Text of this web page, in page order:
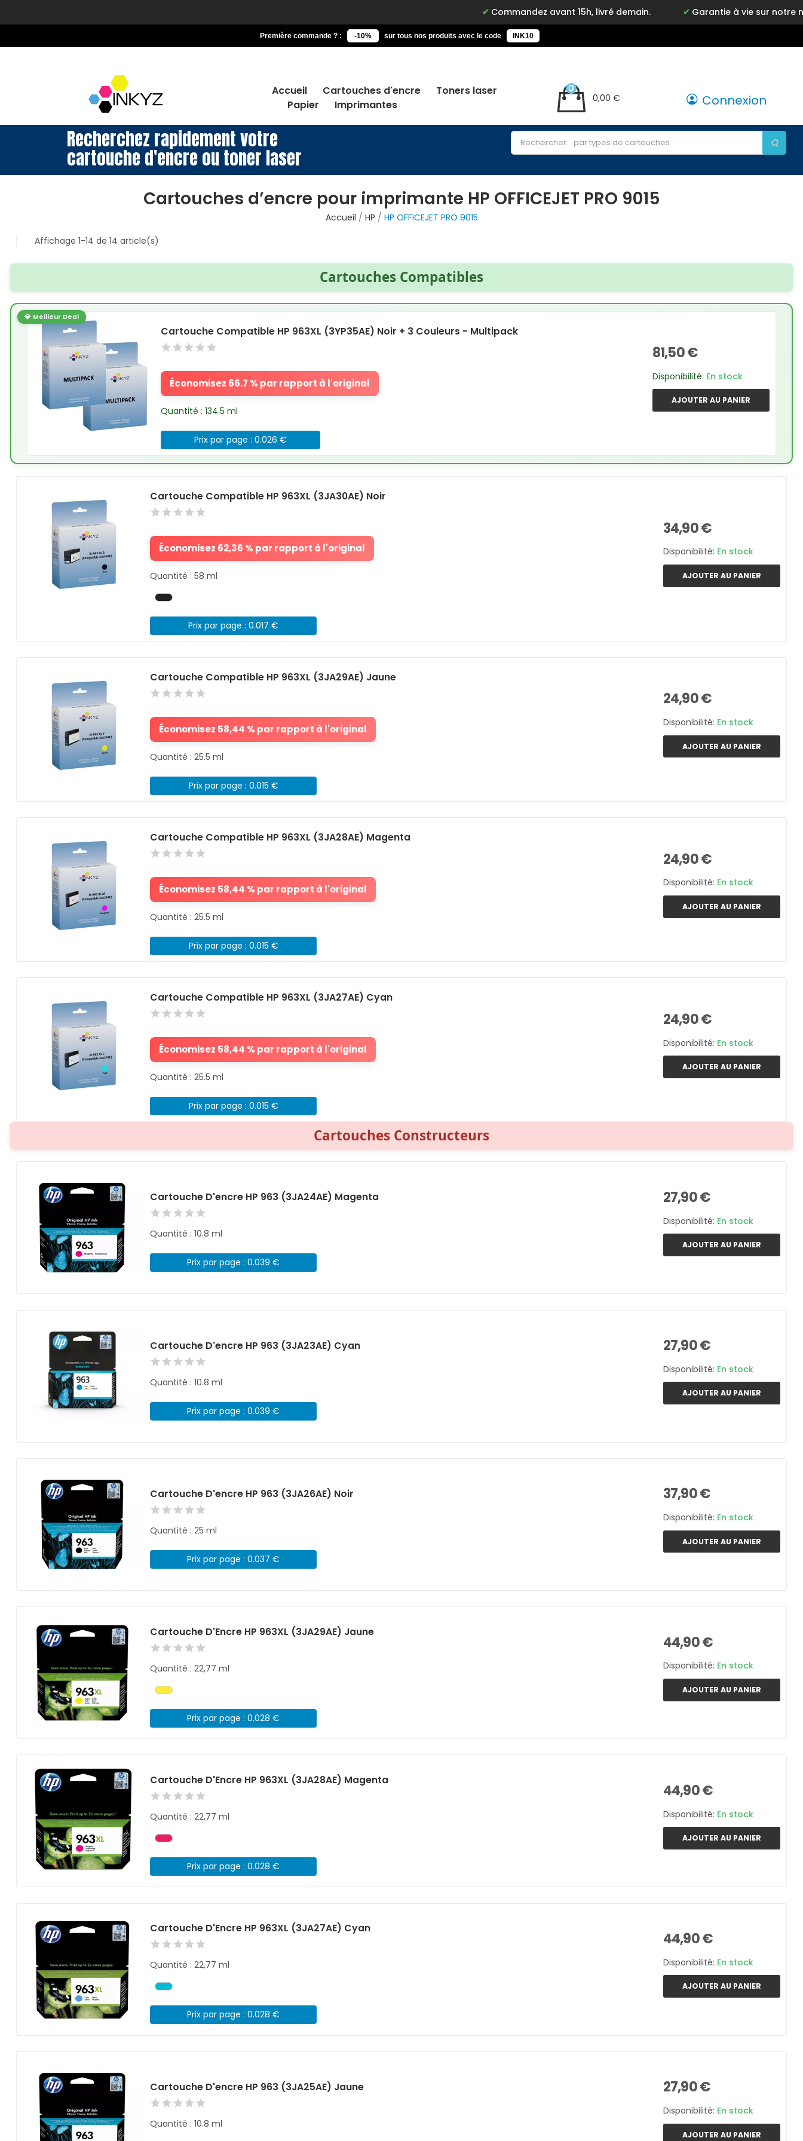
Commandez avant 15h, livré demain. Garantie à vie sur notre marque Inkyz
Première commande ? : -10% sur tous nos produits avec le code INK10
Accueil Cartouches d'encre
Toners laser
Papier
Imprimantes
0,00 €
0
Connexion
Recherchez rapidement votre
cartouche d'encre ou toner laser
Cartouches d’encre pour imprimante HP OFFICEJET PRO 9015
Accueil HP
HP OFFICEJET PRO 9015
Affichage 1-14 de 14 article(s)
Cartouches Compatibles
💎 Meilleur Deal
Cartouche Compatible HP 963XL (3YP35AE) Noir + 3 Couleurs - Multipack
Économisez 66.7 % par rapport à l'original
Quantité : 134.5 ml
Prix par page : 0.026 €
81,50 €
Disponibilité: En stock
AJOUTER AU PANIER
Cartouche Compatible HP 963XL (3JA30AE) Noir
Économisez 62,36 % par rapport à l'original
Quantité : 58 ml
Prix par page : 0.017 €
34,90 €
Disponibilité: En stock
AJOUTER AU PANIER
Cartouche Compatible HP 963XL (3JA29AE) Jaune
Économisez 58,44 % par rapport à l'original
Quantité : 25.5 ml
Prix par page : 0.015 €
24,90 €
Disponibilité: En stock
AJOUTER AU PANIER
Cartouche Compatible HP 963XL (3JA28AE) Magenta
Économisez 58,44 % par rapport à l'original
Quantité : 25.5 ml
Prix par page : 0.015 €
24,90 €
Disponibilité: En stock
AJOUTER AU PANIER
Cartouche Compatible HP 963XL (3JA27AE) Cyan
Économisez 58,44 % par rapport à l'original
Quantité : 25.5 ml
Prix par page : 0.015 €
24,90 €
Disponibilité: En stock
AJOUTER AU PANIER
Cartouches Constructeurs
Cartouche D'encre HP 963 (3JA24AE) Magenta
Quantité : 10.8 ml
Prix par page : 0.039 €
27,90 €
Disponibilité: En stock
AJOUTER AU PANIER
Cartouche D'encre HP 963 (3JA23AE) Cyan
Quantité : 10.8 ml
Prix par page : 0.039 €
27,90 €
Disponibilité: En stock
AJOUTER AU PANIER
Cartouche D'encre HP 963 (3JA26AE) Noir
Quantité : 25 ml
Prix par page : 0.037 €
37,90 €
Disponibilité: En stock
AJOUTER AU PANIER
Cartouche D'Encre HP 963XL (3JA29AE) Jaune
Quantité : 22,77 ml
Prix par page : 0.028 €
44,90 €
Disponibilité: En stock
AJOUTER AU PANIER
Cartouche D'Encre HP 963XL (3JA28AE) Magenta
Quantité : 22,77 ml
Prix par page : 0.028 €
44,90 €
Disponibilité: En stock
AJOUTER AU PANIER
Cartouche D'Encre HP 963XL (3JA27AE) Cyan
Quantité : 22,77 ml
Prix par page : 0.028 €
44,90 €
Disponibilité: En stock
AJOUTER AU PANIER
Cartouche D'encre HP 963 (3JA25AE) Jaune
Quantité : 10.8 ml
27,90 €
Disponibilité: En stock
AJOUTER AU PANIER